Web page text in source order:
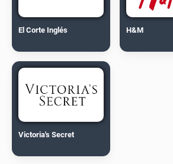
El Corte Inglés H&M
Victoria's Secret